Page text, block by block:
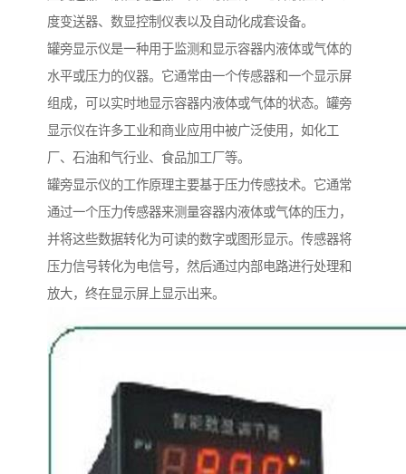
度变送器、数显控制仪表以及自动化成套设备。
罐旁显示仪是一种用于监测和显示容器内液体或气体的
水平或压力的仪器。它通常由一个传感器和一个显示屏
组成，可以实时地显示容器内液体或气体的状态。罐旁
显示仪在许多工业和商业应用中被广泛使用，如化工
厂、石油和气行业、食品加工厂等。
罐旁显示仪的工作原理主要基于压力传感技术。它通常
通过一个压力传感器来测量容器内液体或气体的压力，
并将这些数据转化为可读的数字或图形显示。传感器将
压力信号转化为电信号，然后通过内部电路进行处理和
放大，终在显示屏上显示出来。